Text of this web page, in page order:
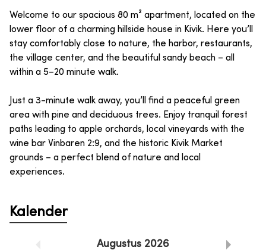
Welcome to our spacious 80 m² apartment, located on the
lower floor of a charming hillside house in Kivik. Here you’ll
stay comfortably close to nature, the harbor, restaurants,
the village center, and the beautiful sandy beach – all
within a 5–20 minute walk.
Just a 3-minute walk away, you’ll find a peaceful green
area with pine and deciduous trees. Enjoy tranquil forest
paths leading to apple orchards, local vineyards with the
wine bar Vinbaren 2:9, and the historic Kivik Market
grounds – a perfect blend of nature and local
experiences.
Kalender
Augustus 2026